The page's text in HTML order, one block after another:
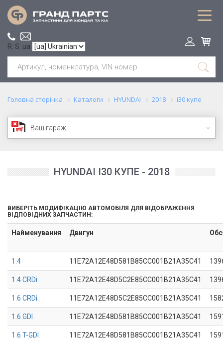
R: S: ua
Головна сторінка Каталоги HYUNDAI 2018 i30 купе
Ваш гараж
HYUNDAI I30 КУПЕ - 2018
ВИБЕРІТЬ МОДИФІКАЦІЮ АВТОМОБІЛЯ ДЛЯ ВІДОБРАЖЕННЯ
ВІДПОВІДНИХ ЗАПЧАСТИН:
Найменування Двигун
1.4 11E72A12E48D581B85CC001B21A35C41
1.4 CRDi 11E72A12E48D5C2E85CC001B21A35C41
1.6 CRDi 11E72A12E48D5C2E85CC001B21A35C41
1.6 GDI 11E72A12E48D581B85CC001B21A35C41
1.6 T-GDI 11E72A12E48D581B85CC001B21A35C41